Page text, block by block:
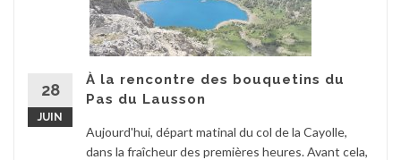
28
JUIN
À la rencontre des bouquetins du
Pas du Lausson
Aujourd'hui, départ matinal du col de la Cayolle,
dans la fraîcheur des premières heures. Avant cela,